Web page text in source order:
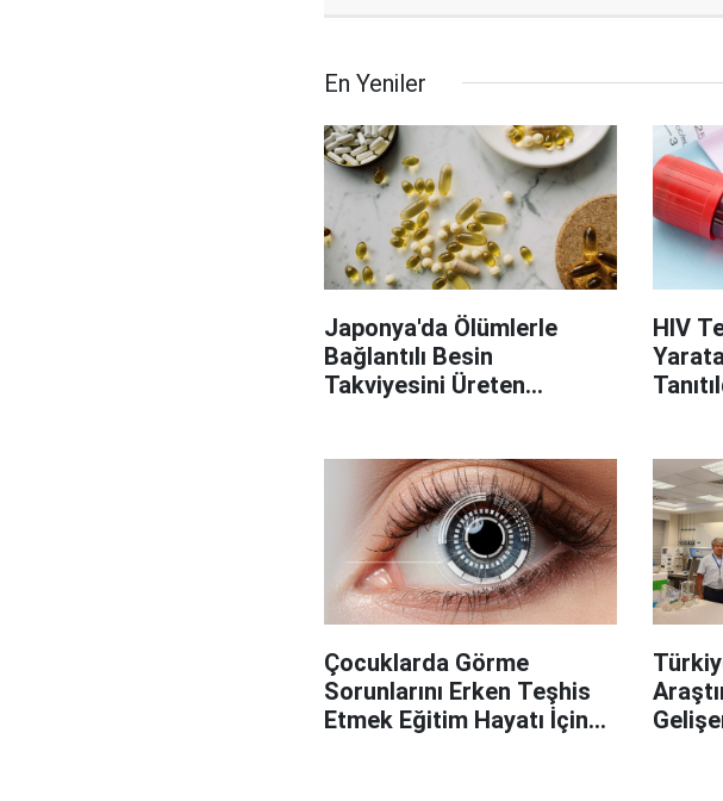
En Yeniler
Japonya'da Ölümlerle
Bağlantılı Besin
Takviyesini Üreten
HIV
Çocuklarda Görme
Sorunlarını Erken Teşhis
Etmek Eğitim Hayatı İçin